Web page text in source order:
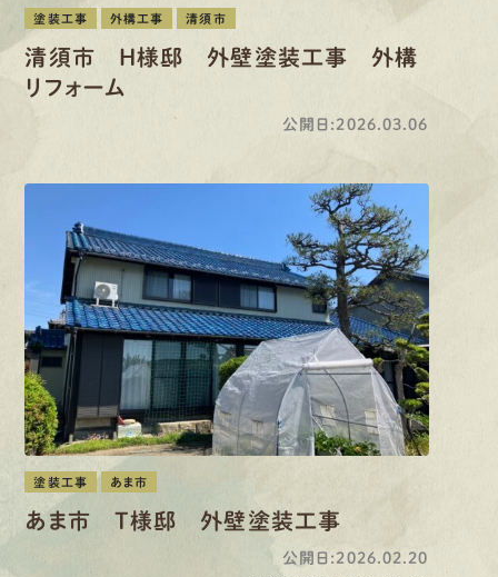
塗装工事 外構工事 清須市
清須市 H様邸 外壁塗装工事 外構
リフォーム
公開日:2026.03.06
塗装工事 あま市
あま市 T様邸 外壁塗装工事
公開日:2026.02.20